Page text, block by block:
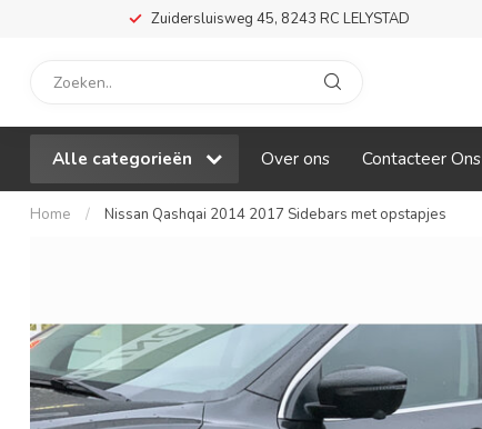
Zuidersluisweg 45, 8243 RC LELYSTAD
Alle categorieën Over ons Contacteer Ons
Home / Nissan Qashqai 2014 2017 Sidebars met opstapjes